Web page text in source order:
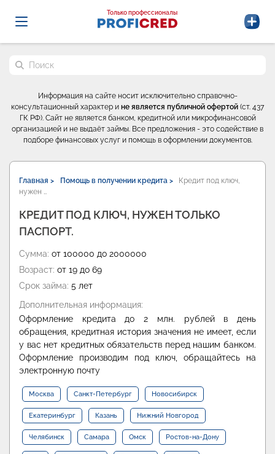
Probrokery - Только профессионалы
Только профессионалы
Поиск по сайту
Информация на сайте носит исключительно справочно-
консультационный характер и не является публичной офертой (ст. 437
ГК РФ). Сайт не является банком, кредитной или микрофинансовой
организацией и не выдаёт займы. Все предложения - это содействие в
подборе финансовых услуг и помощь в оформлении документов.
Главная > Помощь в получении кредита >
Кредит под ключ,
нужен …
КРЕДИТ ПОД КЛЮЧ, НУЖЕН ТОЛЬКО
ПАСПОРТ.
Сумма: от 100000 до 2000000
Возраст: от 19 до 69
Срок займа: 5 лет
Дополнительная информация:
Оформление кредита до 2 млн. рублей в день
обращения, кредитная история значения не имеет, если
у вас нет кредитных обязательств перед нашим банком.
Оформление производим под ключ, обращайтесь на
электронную почту
Москва Санкт-Петербург Новосибирск
Екатеринбург Казань Нижний Новгород
Челябинск Самара Омск Ростов-на-Дону